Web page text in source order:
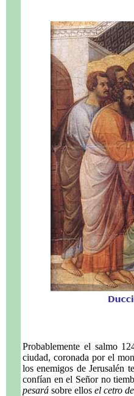
Probablemente el salmo
ciudad, coronada por el
los enemigos de Jerusalén
confían en el Señor no
pesará sobre ellos el cetro